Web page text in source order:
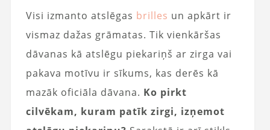
Visi izmanto atslēgas brilles un apkārt ir
vismaz dažas grāmatas. Tik vienkāršas
dāvanas kā atslēgu piekariņš ar zirga vai
pakava motīvu ir sīkums, kas derēs kā
mazāk oficiāla dāvana. Ko pirkt
cilvēkam, kuram patīk zirgi, izņemot